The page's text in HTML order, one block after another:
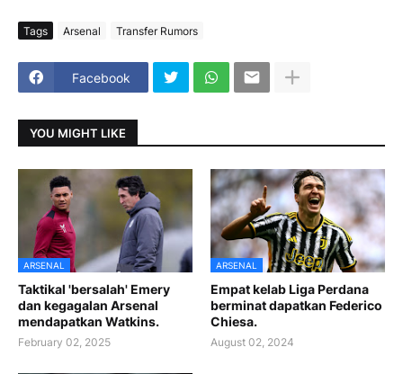
Tags Arsenal Transfer Rumors
Facebook
YOU MIGHT LIKE
ARSENAL
Taktikal 'bersalah' Emery
dan kegagalan Arsenal
mendapatkan Watkins.
February 02, 2025
ARSENAL
Empat kelab Liga Perdana
berminat dapatkan Federico
Chiesa.
August 02, 2024